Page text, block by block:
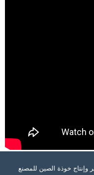
والنشر © 2021-2025 تطوير وإنتاج خوذة الصين للمصنع -